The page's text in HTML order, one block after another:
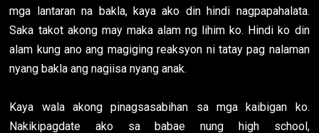
mga lantaran na bakla, kaya ako din hindi nagpapahalata.
Saka takot akong may maka alam ng lihim ko. Hindi ko din
alam kung ano ang magiging reaksyon ni tatay pag nalaman
nyang bakla ang nagiisa nyang anak.
Kaya wala akong pinagsasabihan sa mga kaibigan ko.
Nakikipagdate ako sa babae nung high school,